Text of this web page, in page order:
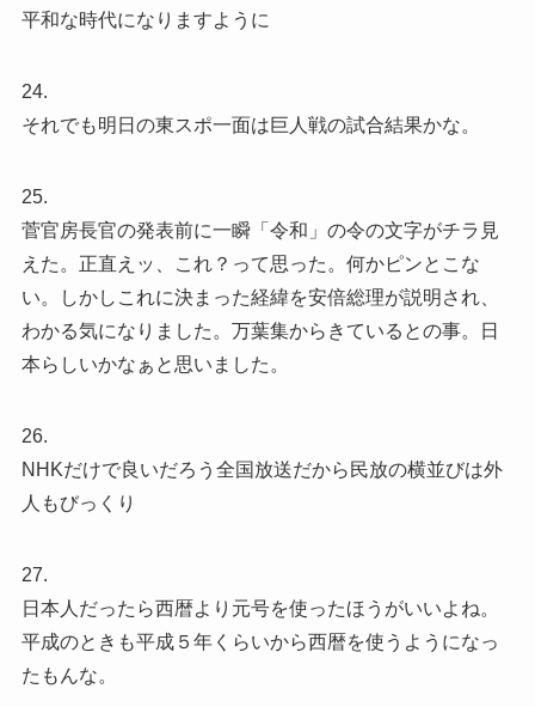
平和な時代になりますように
24.
それでも明日の東スポ一面は巨人戦の試合結果かな。
25.
菅官房長官の発表前に一瞬「令和」の令の文字がチラ見
えた。正直えッ、これ？って思った。何かピンとこな
い。しかしこれに決まった経緯を安倍総理が説明され、
わかる気になりました。万葉集からきているとの事。日
本らしいかなぁと思いました。
26.
NHKだけで良いだろう全国放送だから民放の横並びは外
人もびっくり
27.
日本人だったら西暦より元号を使ったほうがいいよね。
平成のときも平成５年くらいから西暦を使うようになっ
たもんな。